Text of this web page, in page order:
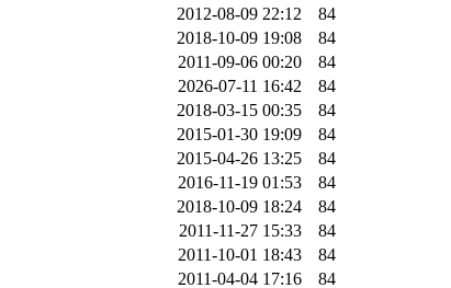
2012-08-09 22:12
84
2018-10-09 19:08
84
2011-09-06 00:20
84
2026-07-11 16:42
84
2018-03-15 00:35
84
2015-01-30 19:09
84
2015-04-26 13:25
84
2016-11-19 01:53
84
2018-10-09 18:24
84
2011-11-27 15:33
84
2011-10-01 18:43
84
2011-04-04 17:16 84